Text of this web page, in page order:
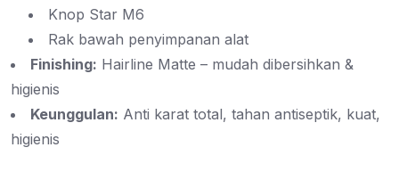
Knop Star M6
Rak bawah penyimpanan alat
Finishing: Hairline Matte – mudah dibersihkan &
higienis
Keunggulan: Anti karat total, tahan antiseptik, kuat,
higienis